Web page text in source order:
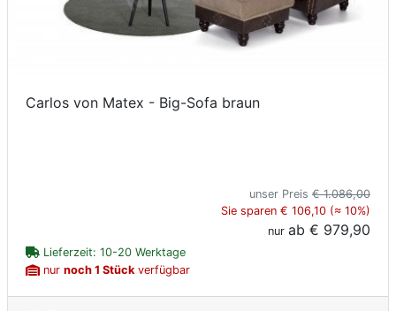
Carlos von Matex - Big-Sofa braun
unser Preis € 1.086,00
Sie sparen € 106,10 (≈ 10%)
nur ab € 979,90
Lieferzeit: 10-20 Werktage
nur noch 1 Stückverfügbar